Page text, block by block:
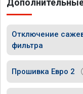
Отключение
фильтра
Прошивка Евро 2